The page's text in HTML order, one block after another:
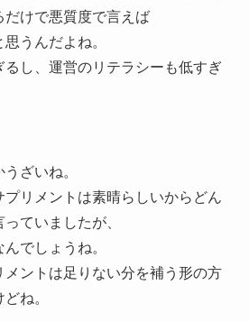
けで悪質度で言えば
うんだよね。
るし、運営のリテラシーも低すぎ
ざいね。
リメントは素晴らしいからどん
ていましたが、
でしょうね。
ントは足りない分を補う形の方
ね。